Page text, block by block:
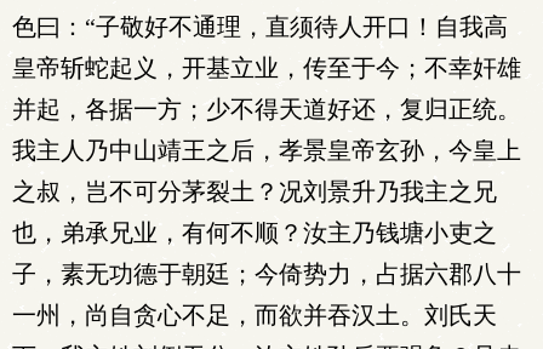
色曰：“子敬好不通理，直须待人开口！自我高
皇帝斩蛇起义，开基立业，传至于今；不幸奸雄
并起，各据一方；少不得天道好还，复归正统。
我主人乃中山靖王之后，孝景皇帝玄孙，今皇上
之叔，岂不可分茅裂土？况刘景升乃我主之兄
也，弟承兄业，有何不顺？汝主乃钱塘小吏之
子，素无功德于朝廷；今倚势力，占据六郡八十
一州，尚自贪心不足，而欲并吞汉土。刘氏天